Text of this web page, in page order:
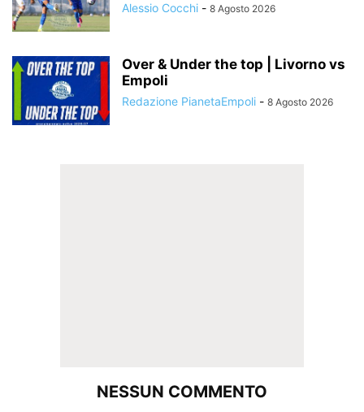
Alessio Cocchi - 8 Agosto 2026
Over & Under the top | Livorno vs
Empoli
Redazione PianetaEmpoli - 8 Agosto 2026
NESSUN COMMENTO